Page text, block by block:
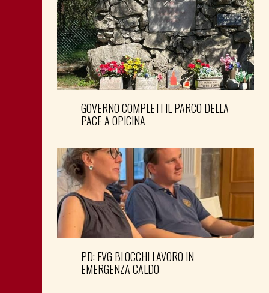
GOVERNO COMPLETI IL PARCO DELLA
PACE A OPICINA
PD: FVG BLOCCHI LAVORO IN
EMERGENZA CALDO